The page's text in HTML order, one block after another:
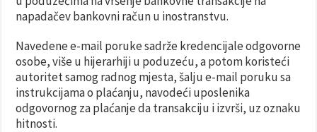
napadačev bankovni račun u inostranstvu.
Navedene e-mail poruke sadrže kredencijale odgovorne
osobe, više u hijerarhiji u poduzeću, a potom koristeći
autoritet samog radnog mjesta, šalju e-mail poruku sa
instrukcijama o plaćanju, navodeći uposlenika
odgovornog za plaćanje da transakciju i izvrši, uz oznaku
hitnosti.